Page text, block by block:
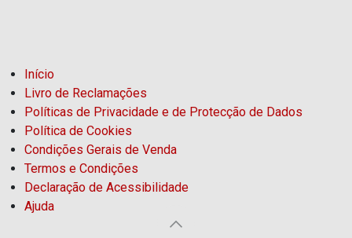
Início
Livro de Reclamações
Políticas de Privacidade e de Protecção de Dados
Política de Cookies
Condições Gerais de Venda
Termos e Condições
Declaração de Acessibilidade
Ajuda